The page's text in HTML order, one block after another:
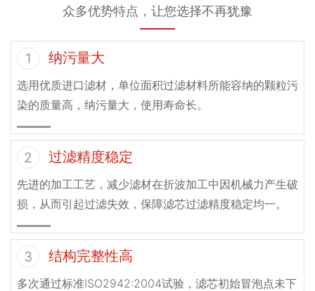
众多优势特点，让您选择不再犹豫
1 纳污量大
选用优质进口滤材，单位面积过滤材料所能容纳的颗粒污
染的质量高，纳污量大，使用寿命长。
2 过滤精度稳定
先进的加工工艺，减少滤材在折波加工中因机械力产生破
损，从而引起过滤失效，保障滤芯过滤精度稳定均一。
3 结构完整性高
多次通过标准ISO2942:2004试验，滤芯初始冒泡点未下